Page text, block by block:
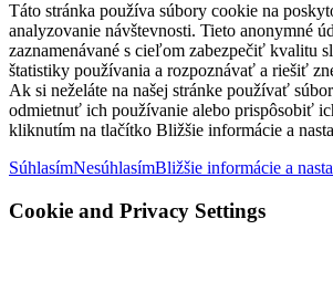
Táto stránka používa súbory cookie na
analyzovanie návštevnosti. Tieto anonymné
zaznamenávané s cieľom zabezpečiť kvalitu
štatistiky používania a rozpoznávať a riešiť
Ak si neželáte na našej stránke používať
odmietnuť ich používanie alebo prispôsobiť
kliknutím na tlačítko Bližšie informácie a
SúhlasímNesúhlasímBližšie informácie a
Cookie and Privacy Settings